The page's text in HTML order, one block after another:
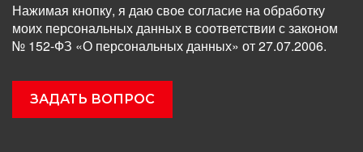
Нажимая кнопку, я даю свое согласие на обработку
моих персональных данных в соответствии с законом
№ 152-ФЗ «О персональных данных» от 27.07.2006.